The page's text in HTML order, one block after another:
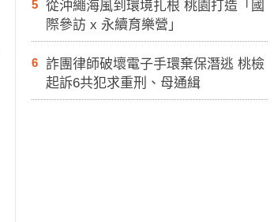
5
從沖繩海風到環境扎根 桃園打造「國
際參訪 x 永續育樂營」
6
詐團律師破壞電子手環棄保潛逃 桃檢
起訴6共犯求重刑、母通緝